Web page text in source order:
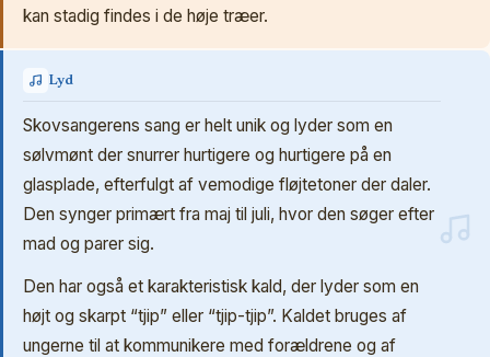
kan stadig findes i de høje træer.
Lyd
Skovsangerens sang er helt unik og lyder som en
sølvmønt der snurrer hurtigere og hurtigere på en
glasplade, efterfulgt af vemodige fløjtetoner der daler.
Den synger primært fra maj til juli, hvor den søger efter
mad og parer sig.
Den har også et karakteristisk kald, der lyder som en
højt og skarpt “tjip” eller “tjip-tjip”. Kaldet bruges af
ungerne til at kommunikere med forældrene og af